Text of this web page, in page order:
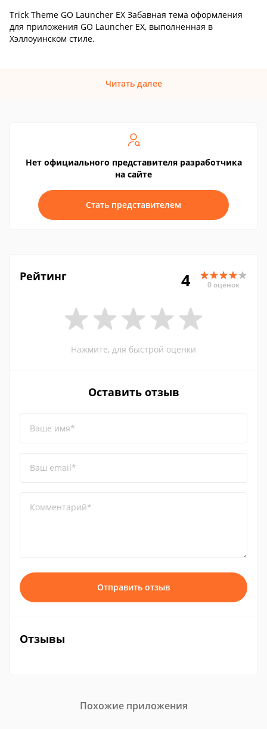
Trick Theme GO Launcher EX Забавная тема оформления
для приложения GO Launcher EX, выполненная в
Хэллоуинском стиле.
Читать далее
Нет официального представителя разработчика
на сайте
Стать представителем
Рейтинг 4 0 оценок
Нажмите, для быстрой оценки
Оставить отзыв
Ваше имя*
Ваш email*
Комментарий*
Отправить отзыв
Отзывы
Похожие приложения